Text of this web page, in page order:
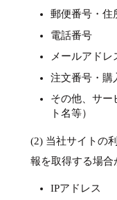
郵便番号・住
電話番号
メールアドレ
注文番号・購
その他、サー
ト名等）
(2) 当社サイトの
報を取得する場合
IPアドレス